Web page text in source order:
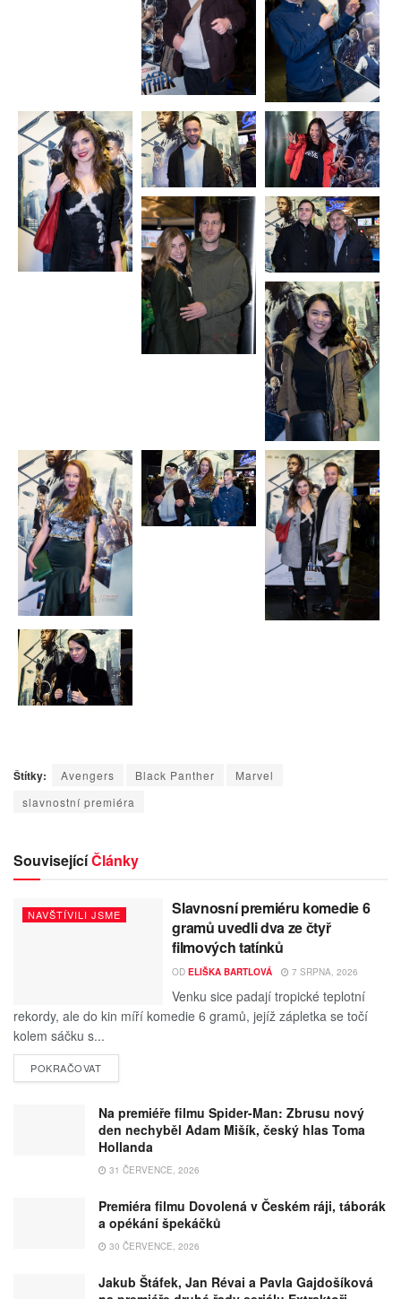
Štítky: Avengers Black Panther
Marvel
slavnostní premiéra
SouvisejícíČlánky
NAVŠTÍVILI JSME
Slavnosní premiéru komedie 6
gramů uvedli dva ze čtyř
filmových tatínků
OD ELIŠKA BARTLOVÁ 7 SRPNA, 2026
Venku sice padají tropické teplotní
rekordy, ale do kin míří komedie 6 gramů, jejíž zápletka se točí
kolem sáčku s...
POKRAČOVAT
Na premiéře filmu Spider-Man: Zbrusu nový
den nechyběl Adam Mišík, český hlas Toma
Hollanda
31 ČERVENCE, 2026
Premiéra filmu Dovolená v Českém ráji, táborák
a opékání špekáčků
30 ČERVENCE, 2026
Jakub Štáfek, Jan Révai a Pavla Gajdošíková